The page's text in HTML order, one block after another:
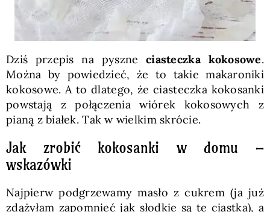
Dziś przepis na pyszneciasteczka kokosowe.
Można by powiedzieć, że to takie makaroniki
kokosowe. A to dlatego, że ciasteczka kokosanki
powstają z połączenia wiórek kokosowych z
pianą z białek. Tak w wielkim skrócie.
Jak zrobić kokosanki w domu –
wskazówki
Najpierw podgrzewamy masło z cukrem (ja już
zdążyłam zapomnieć jak słodkie są te ciastka), a